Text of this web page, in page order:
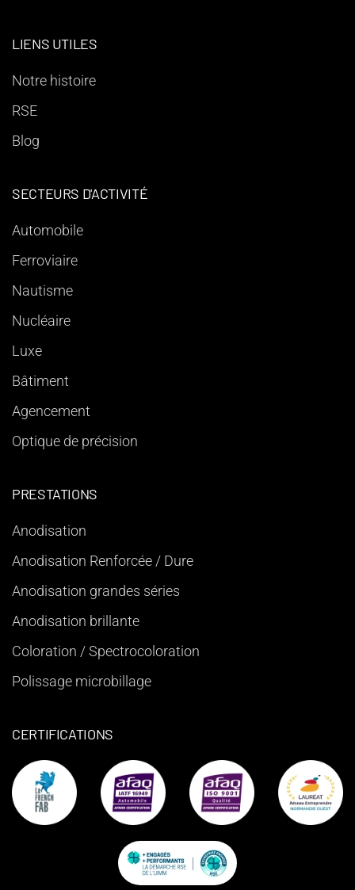
LIENS UTILES
Notre histoire
RSE
Blog
SECTEURS D'ACTIVITÉ
Automobile
Ferroviaire
Nautisme
Nucléaire
Luxe
Bâtiment
Agencement
Optique de précision
PRESTATIONS
Anodisation
Anodisation Renforcée / Dure
Anodisation grandes séries
Anodisation brillante
Coloration / Spectrocoloration
Polissage microbillage
CERTIFICATIONS